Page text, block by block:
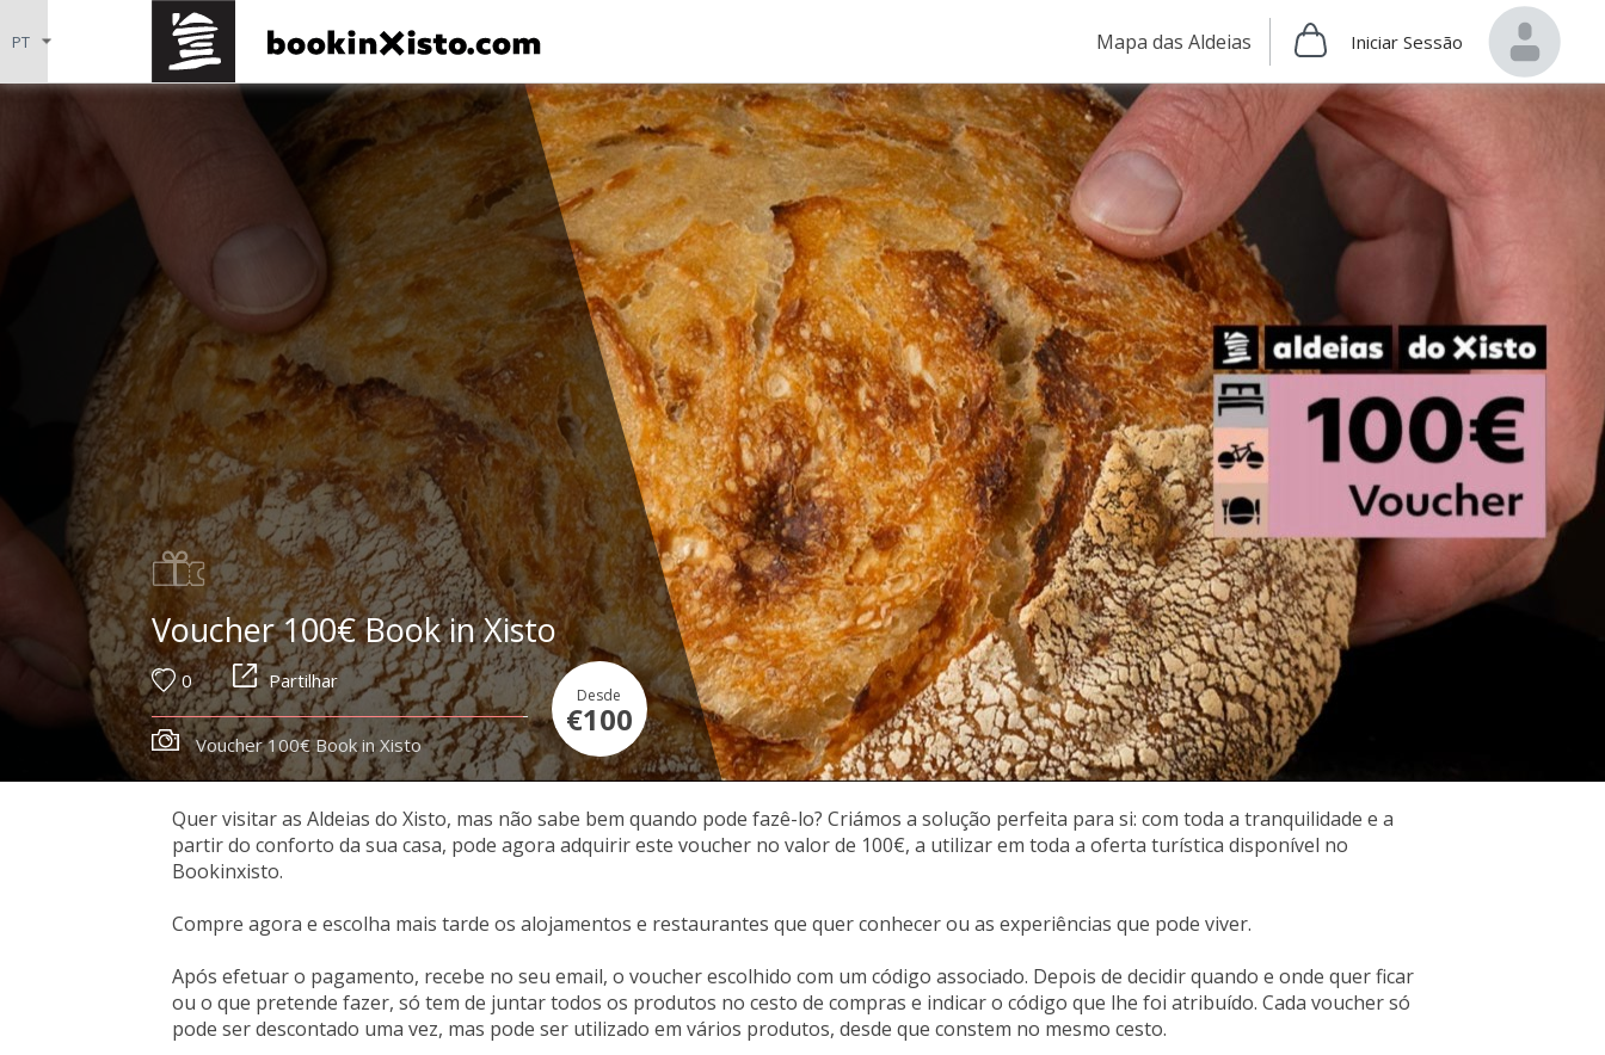
Mapa das Aldeias Iniciar Sessão
Voucher 100€ Book in Xisto
0 Partilhar
Desde
€100
Voucher 100€ Book in Xisto
Quer visitar as Aldeias do Xisto, mas não sabe bem quando pode fazê-lo? Criámos a solução perfeita para si: com toda a tranquilidade e a
partir do conforto da sua casa, pode agora adquirir este voucher no valor de 100€, a utilizar em toda a oferta turística disponível no
Bookinxisto.
Compre agora e escolha mais tarde os alojamentos e restaurantes que quer conhecer ou as experiências que pode viver.
Após efetuar o pagamento, recebe no seu email, o voucher escolhido com um código associado. Depois de decidir quando e onde quer ficar
ou o que pretende fazer, só tem de juntar todos os produtos no cesto de compras e indicar o código que lhe foi atribuído. Cada voucher só
pode ser descontado uma vez, mas pode ser utilizado em vários produtos, desde que constem no mesmo cesto.